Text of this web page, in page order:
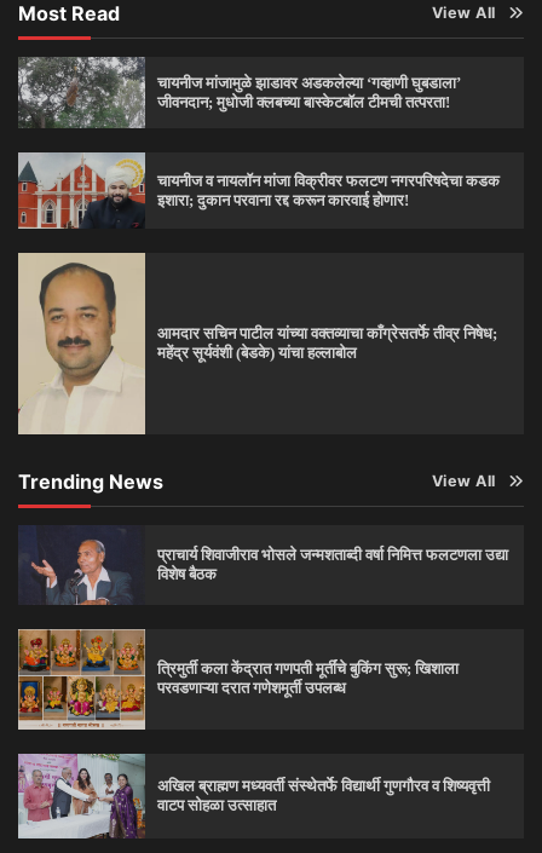
Most Read View All
चायनीज मांजामुळे झाडावर अडकलेल्या ‘गव्हाणी घुबडाला’
जीवनदान; मुधोजी क्लबच्या बास्केटबॉल टीमची तत्परता!
चायनीज व नायलॉन मांजा विक्रीवर फलटण नगरपरिषदेचा कडक
इशारा; दुकान परवाना रद्द करून कारवाई होणार!
आमदार सचिन पाटील यांच्या वक्तव्याचा काँग्रेसतर्फे तीव्र निषेध;
महेंद्र सूर्यवंशी (बेडके) यांचा हल्लाबोल
Trending News View All
प्राचार्य शिवाजीराव भोसले जन्मशताब्दी वर्षा निमित्त फलटणला उद्या
विशेष बैठक
त्रिमुर्ती कला केंद्रात गणपती मूर्तींचे बुकिंग सुरू; खिशाला
परवडणाऱ्या दरात गणेशमूर्ती उपलब्ध
अखिल ब्राह्मण मध्यवर्ती संस्थेतर्फे विद्यार्थी गुणगौरव व शिष्यवृत्ती
वाटप सोहळा उत्साहात